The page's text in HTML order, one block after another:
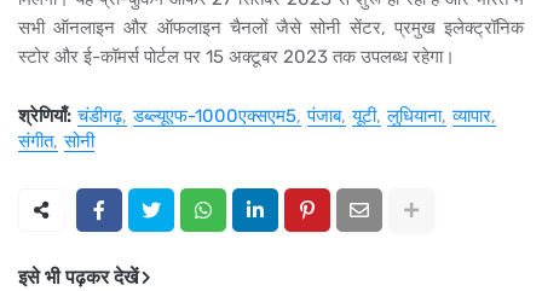
सभी ऑनलाइन और ऑफलाइन चैनलों जैसे सोनी सेंटर, प्रमुख इलेक्ट्रॉनिक
स्टोर और ई-कॉमर्स पोर्टल पर 15 अक्टूबर 2023 तक उपलब्ध रहेगा।
श्रेणियाँ: चंडीगढ़ डब्ल्यूएफ-1000एक्सएम5 पंजाब यूटी लुधियाना व्यापार
संगीत सोनी
इसे भी पढ़कर देखें